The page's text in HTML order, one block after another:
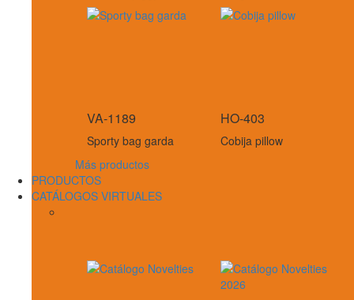
VA-1189
Sporty bag garda
HO-403
Cobija pillow
Más productos
PRODUCTOS
CATÁLOGOS VIRTUALES